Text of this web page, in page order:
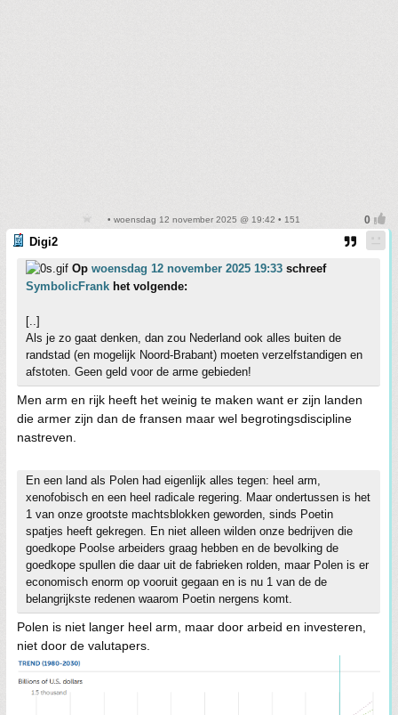
• woensdag 12 november 2025 @ 19:42 • 151
Digi2
Op woensdag 12 november 2025 19:33 schreef
SymbolicFrank het volgende:
[..]
Als je zo gaat denken, dan zou Nederland ook alles buiten de
randstad (en mogelijk Noord-Brabant) moeten verzelfstandigen en
afstoten. Geen geld voor de arme gebieden!
Men arm en rijk heeft het weinig te maken want er zijn landen
die armer zijn dan de fransen maar wel begrotingsdiscipline
nastreven.
En een land als Polen had eigenlijk alles tegen: heel arm,
xenofobisch en een heel radicale regering. Maar ondertussen is het
1 van onze grootste machtsblokken geworden, sinds Poetin
spatjes heeft gekregen. En niet alleen wilden onze bedrijven die
goedkope Poolse arbeiders graag hebben en de bevolking de
goedkope spullen die daar uit de fabrieken rolden, maar Polen is er
economisch enorm op vooruit gegaan en is nu 1 van de de
belangrijkste redenen waarom Poetin nergens komt.
Polen is niet langer heel arm, maar door arbeid en investeren,
niet door de valutapers.